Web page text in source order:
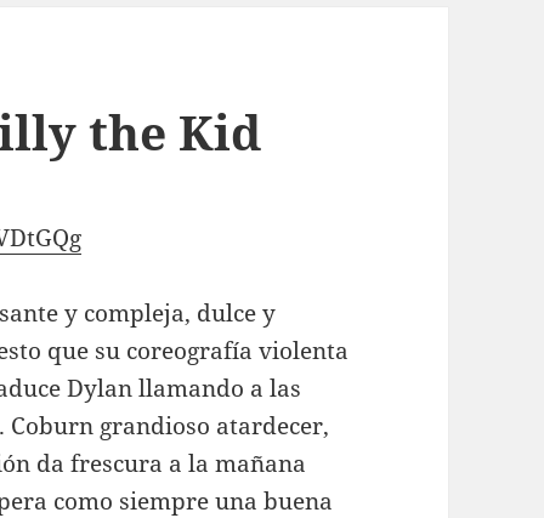
the Kid
y compleja, dulce y
que su coreografía violenta
Dylan llamando a las
grandioso atardecer,
da frescura a la mañana
como siempre una buena